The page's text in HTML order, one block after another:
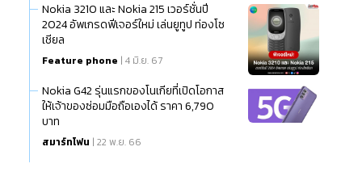
Nokia 3210 และ Nokia 215 เวอร์ชั่นปี
2024 อัพเกรดฟีเจอร์ใหม่ เล่นยูทูป ท่องโซ
เชียล
Feature phone | 4 มิ.ย. 67
Nokia G42 รุ่นแรกของโนเกียที่เปิดโอกาส
ให้เจ้าของซ่อมมือถือเองได้ ราคา 6,790
บาท
สมาร์ทโฟน | 22 พ.ย. 66